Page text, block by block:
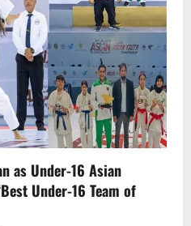
as Under-16 Asian
Under-16 Team of